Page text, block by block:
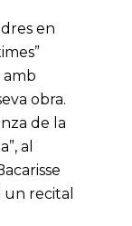
en
amb
obra.
de la
al
un recital